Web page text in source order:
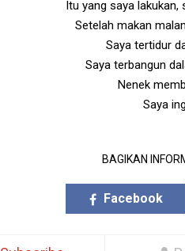
Itu yang saya lakukan,
Setelah makan
Saya tertidur
Saya terbangun
Nenek
Saya
BAGIKAN
Facebook